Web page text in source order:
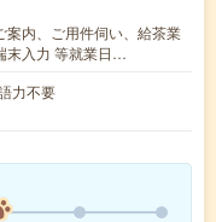
案内、ご用件伺い、給茶業
末入力 等就業日…
力不要